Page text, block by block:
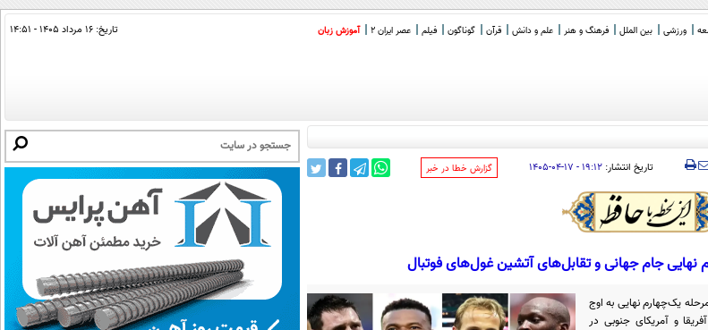
ورزشی بین الملل فرهنگ و هنر علم و دانش قرآن گوناگون فیلم عصر ایران 2 آموزش زبان تاریخ: ۱۶ مرداد ۱۴۰۵ - ۱۴:۵۱
کر
تاریخ انتشار: ۱۹:۱۲ - ۱۷-۰۴-۱۴۰۵ ‌گزارش خطا در خبر
نهایی جام جهانی و تقابل‌های آتشین غول‌های فوتبال
فوتبال با صعود ۸ تیم برتر به مرحله یک‌چهارم نهایی به اوج
و آمریکای جنوبی در